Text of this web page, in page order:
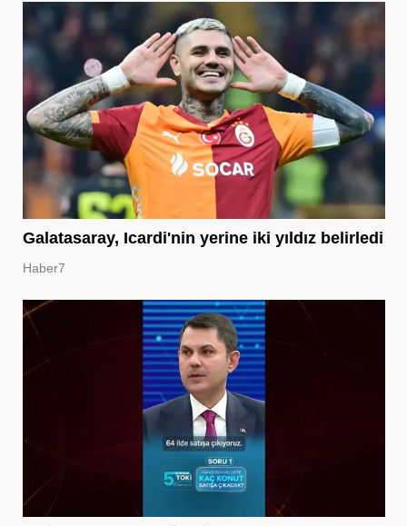
Galatasaray, Icardi'nin yerine iki yıldız belirledi
Haber7